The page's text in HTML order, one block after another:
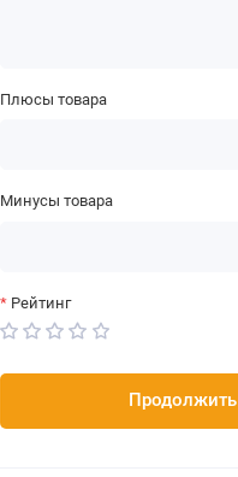
Плюсы товара
Минусы товара
Рейтинг
Продолжить